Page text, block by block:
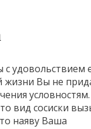
с удовольствием
жизни Вы не
вид сосиски
наяву Ваша